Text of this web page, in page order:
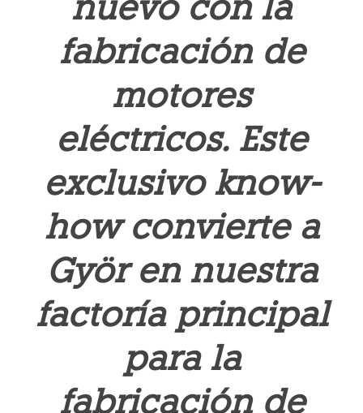
fabricación de
motores
eléctricos. Este
exclusivo know-
how convierte a
Györ en nuestra
factoría principal
para la
fabricación de